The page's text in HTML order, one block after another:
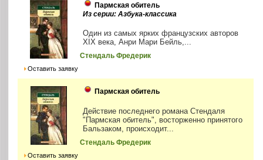
Пармская обитель
Из серии: Азбука-классика
Один из самых ярких французских авторов
XIX века, Анри Мари Бейль,...
Стендаль Фредерик
Оставить заявку
Пармская обитель
Действие последнего романа Стендаля
"Пармская обитель", восторженно принятого
Бальзаком, происходит...
Стендаль Фредерик
Оставить заявку